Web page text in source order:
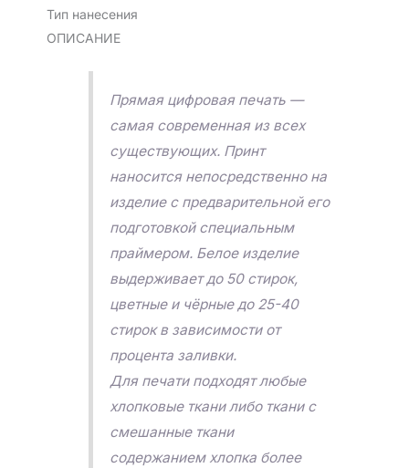
Тип нанесения
ОПИСАНИЕ
Прямая цифровая печать —
самая современная из всех
существующих. Принт
наносится непосредственно на
изделие с предварительной его
подготовкой специальным
праймером. Белое изделие
выдерживает до 50 стирок,
цветные и чёрные до 25-40
стирок в зависимости от
процента заливки.
Для печати подходят любые
хлопковые ткани либо ткани с
смешанные ткани
содержанием хлопка более